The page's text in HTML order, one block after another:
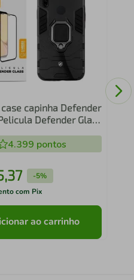
case capinha Defender
Defender Glass
4.399 pontos
,37 -5%
com Pix
ao carrinho